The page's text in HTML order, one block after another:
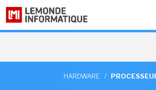
HARDWARE /